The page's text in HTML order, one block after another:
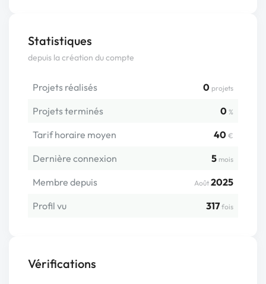
Statistiques
depuis la création du compte
Projets réalisés 0 projets
Projets terminés 0 %
Tarif horaire moyen 40 €
Dernière connexion 5 mois
Membre depuis Août 2025
Profil vu
317 fois
Vérifications